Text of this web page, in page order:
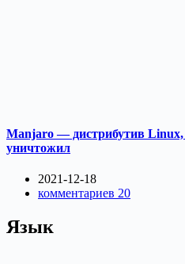
Manjaro — дистрибутив Linux,
уничтожил
2021-12-18
комментариев 20
Язык